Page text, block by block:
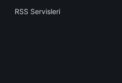
RSS Servisleri